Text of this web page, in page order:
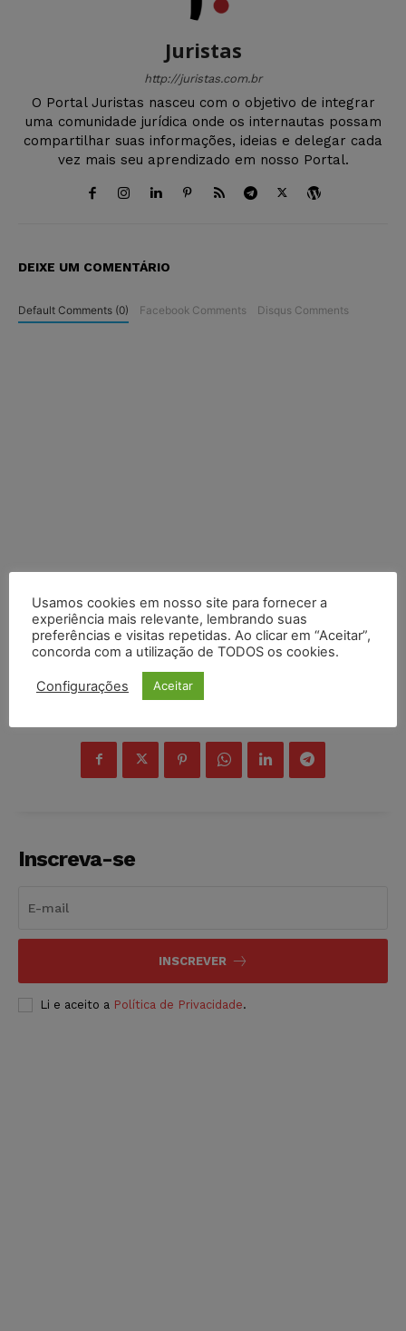
Juristas
http://juristas.com.br
O Portal Juristas nasceu com o objetivo de integrar
uma comunidade jurídica onde os internautas possam
compartilhar suas informações, ideias e delegar cada
vez mais seu aprendizado em nosso Portal.
DEIXE UM COMENTÁRIO
Default Comments (0) Facebook Comments Disqus Comments
Inscreva-se
INSCREVER
Li e aceito a Política de Privacidade.
Usamos cookies em nosso site para fornecer a
experiência mais relevante, lembrando suas
preferências e visitas repetidas. Ao clicar em “Aceitar”,
concorda com a utilização de TODOS os cookies.
Configurações Aceitar